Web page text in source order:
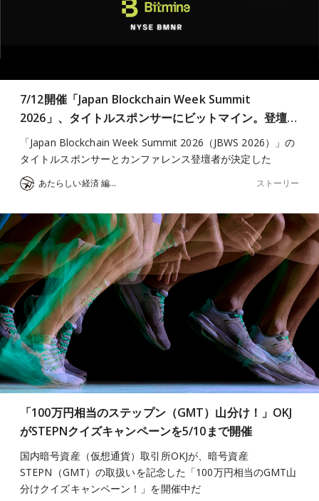
7/12開催「Japan Blockchain Week Summit
2026」、タイトルスポンサーにビットマイン。登壇…
「Japan Blockchain Week Summit 2026（JBWS 2026）」の
タイトルスポンサーとカンファレンス登壇者が決定した
あたらしい経済 編集部 ストーリー
「100万円相当のステップン（GMT）山分け！」OKJ
がSTEPNクイズキャンペーンを5/10まで開催
国内暗号資産（仮想通貨）取引所OKJが、暗号資産
STEPN（GMT）の取扱いを記念した「100万円相当のGMT山
分けクイズキャンペーン！」を開催中だ